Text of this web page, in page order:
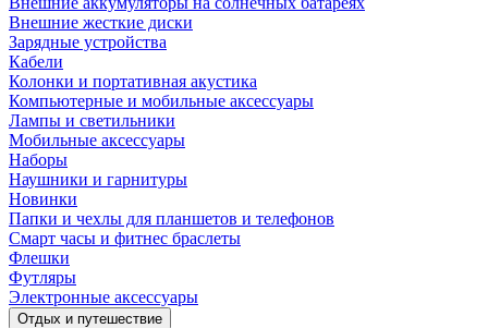
Внешние жесткие диски
Зарядные устройства
Кабели
Колонки и портативная акустика
Компьютерные и мобильные аксессуары
Лампы и светильники
Мобильные аксессуары
Наборы
Наушники и гарнитуры
Новинки
Папки и чехлы для планшетов и телефонов
Смарт часы и фитнес браслеты
Флешки
Футляры
Электронные аксессуары
Отдых и путешествие